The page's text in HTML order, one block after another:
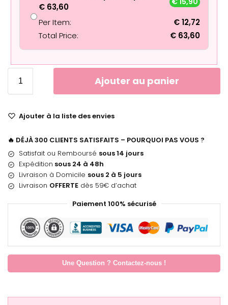
€ 63,60
Per Item: €12,72
Total Price:
€ 63,60
Ajouter au panier
Ajouter à la liste des envies
🔥 DÉJÀ 300 CLIENTS SATISFAITS – POURQUOI PAS VOUS ?
Satisfait ou Remboursé sous 14 jours
Expédition sous 24 à 48h
Livraison à Domicile sous 2 à 5 jours
Livraison OFFERTE dès 59€ d’achat
Paiement 100% sécurisé
Une Question ? Contactez-nous !